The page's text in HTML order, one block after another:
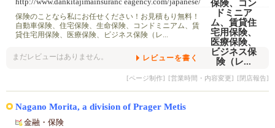
http://www.dankitajimainsuranc eagency.com/japanese/
保険のことなら私にお任せください！お見積もり無料！
自動車保険、住宅保険、生命保険、コンドミニアム、賃
貸住宅用保険、医療保険、ビジネス保険（レ...
まだレビューはありません。 レビューを書く
[ページ制作] [営業時間・内容変更] [閉店報告]
Nagano Morita, a division of Prager Metis
金融・保険